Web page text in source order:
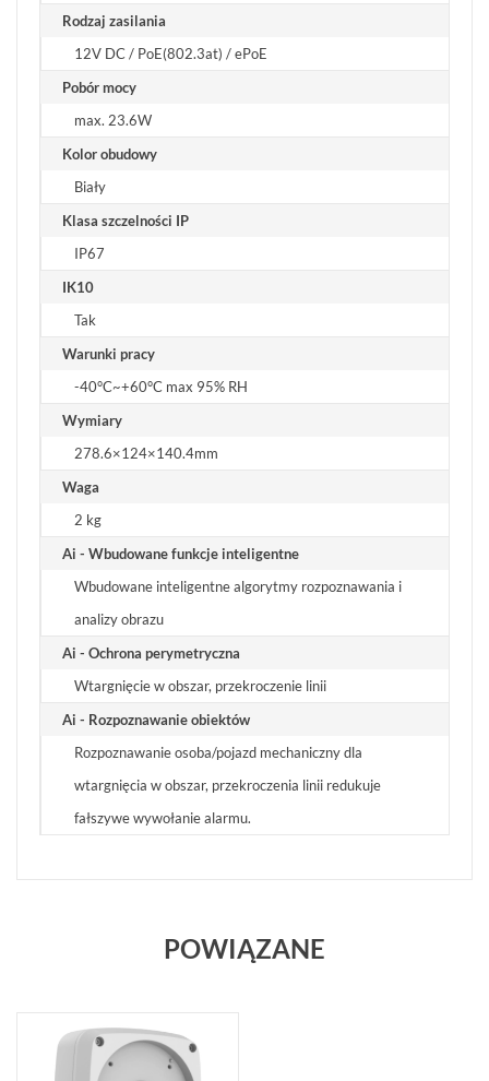
Rodzaj zasilania
12V DC / PoE(802.3at) / ePoE
Pobór mocy
max. 23.6W
Kolor obudowy
Biały
Klasa szczelności IP
IP67
IK10
Tak
Warunki pracy
-40°C~+60°C max 95% RH
Wymiary
278.6×124×140.4mm
Waga
2 kg
Ai - Wbudowane funkcje inteligentne
Wbudowane inteligentne algorytmy rozpoznawania i
analizy obrazu
Ai - Ochrona perymetryczna
Wtargnięcie w obszar, przekroczenie linii
Ai - Rozpoznawanie obiektów
Rozpoznawanie osoba/pojazd mechaniczny dla
wtargnięcia w obszar, przekroczenia linii redukuje
fałszywe wywołanie alarmu.
POWIĄZANE